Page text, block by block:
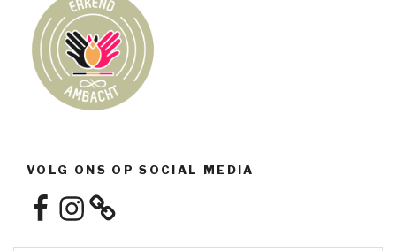
VOLG ONS OP SOCIAL MEDIA
FacebookInstagram